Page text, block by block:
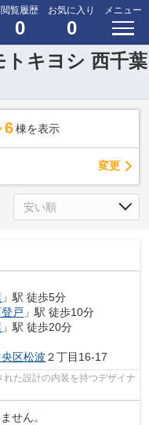
閲覧履歴
0
お気に入り
0
メニュー
トキヨシ 西千葉
6 棟を表示
変更
」駅 徒歩5分
戸 」駅 徒歩10分
」駅 徒歩20分
区松波 ２丁目16-17
た設計の内装を持つデザイナ
せん。